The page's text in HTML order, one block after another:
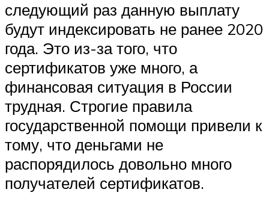
следующий раз данную выплату
будут индексировать не ранее 2020
года. Это из-за того, что
сертификатов уже много, а
финансовая ситуация в России
трудная. Строгие правила
государственной помощи привели к
тому, что деньгами не
распорядилось довольно много
получателей сертификатов.